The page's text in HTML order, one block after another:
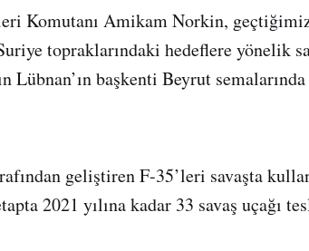
Komutanı Amikam Norkin,
topraklarındaki hedeflere yönelik
Lübnan’ın başkenti Beyrut
geliştiren F-35’leri savaşta
2021 yılına kadar 33 savaş uçağı